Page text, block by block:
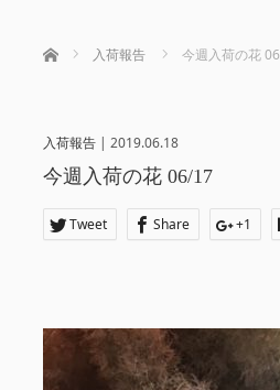
ホーム 入荷報告 今週入荷の花
入荷報告| 2019.06.18
今週入荷の花 06/17
Tweet Share +1